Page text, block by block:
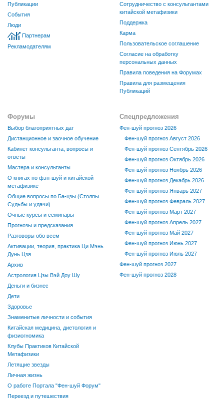
Публикации
События
Люди
Партнерам
Рекламодателям
Сотрудничество с консультантами
китайской метафизики
Поддержка
Карма
Пользовательское соглашение
Согласие на обработку
персональных данных
Правила поведения на Форумах
Правила для размещения
Публикаций
Форумы
Выбор благоприятных дат
Дистанционное и заочное обучение
Кабинет консультанта, вопросы и
ответы
Мастера и консультанты
О книгах по фэн-шуй и китайской
метафизике
Общие вопросы по Ба-цзы (Столпы
Судьбы и удачи)
Очные курсы и семинары
Прогнозы и предсказания
Разговоры обо всем
Активации, теория, практика Ци Мэнь
Дунь Цзя
Архив
Астрология Цзы Вэй Доу Шу
Деньги и бизнес
Дети
Здоровье
Знаменитые личности и события
Китайская медицина, диетология и
физиогномика
Клубы Практиков Китайской
Метафизики
Летящие звезды
Личная жизнь
О работе Портала "Фен-шуй Форум"
Переезд и путешествия
Спецпредложения
Фен-шуй прогноз 2026
Фен-шуй прогноз Август 2026
Фен-шуй прогноз Сентябрь 2026
Фен-шуй прогноз Октябрь 2026
Фен-шуй прогноз Ноябрь 2026
Фен-шуй прогноз Декабрь 2026
Фен-шуй прогноз Январь 2027
Фен-шуй прогноз Февраль 2027
Фен-шуй прогноз Март 2027
Фен-шуй прогноз Апрель 2027
Фен-шуй прогноз Май 2027
Фен-шуй прогноз Июнь 2027
Фен-шуй прогноз Июль 2027
Фен-шуй прогноз 2027
Фен-шуй прогноз 2028